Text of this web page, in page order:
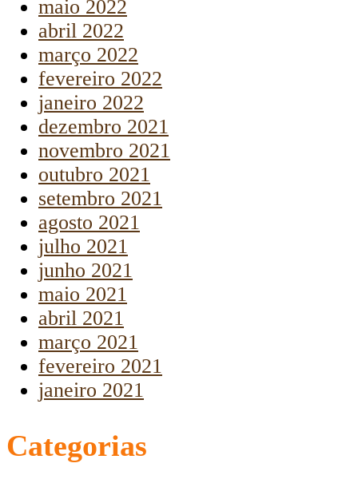
maio 2022
abril 2022
março 2022
fevereiro 2022
janeiro 2022
dezembro 2021
novembro 2021
outubro 2021
setembro 2021
agosto 2021
julho 2021
junho 2021
maio 2021
abril 2021
março 2021
fevereiro 2021
janeiro 2021
Categorias